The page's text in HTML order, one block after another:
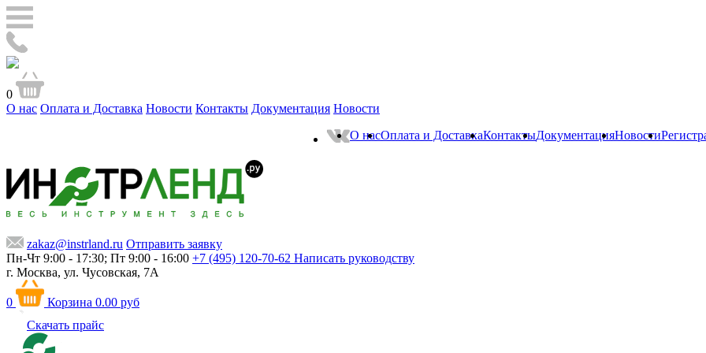
0
О нас Оплата и Доставка Новости Контакты Документация Новости
О насОплата и ДоставкаКонтактыДокументацияНовости
zakaz@instrland.ru Отправить заявку
Пн-Чт 9:00 - 17:30; Пт 9:00 - 16:00 +7 (495) 120-70-62 Написать руководству
г. Москва, ул. Чусовская, 7А
0 Корзина 0.00 руб
Скачать прайс